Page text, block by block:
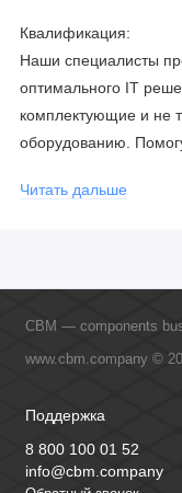
Квалификация:
Наши специалисты
оптимального IT
комплектующие и не
оборудованию.
официальными
Читать дальше
CBM — components
www.cbm.company ©
Поддержка
8 800 100 01 52
info@cbm.company